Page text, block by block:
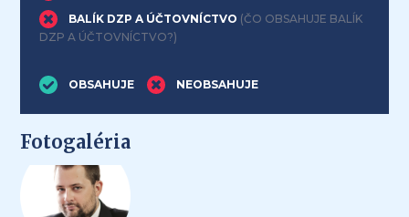
BALÍK DZP A ÚČTOVNÍCTVO (ČO OBSAHUJE BALÍK
DZP A ÚČTOVNÍCTVO?)
OBSAHUJE NEOBSAHUJE
Fotogaléria